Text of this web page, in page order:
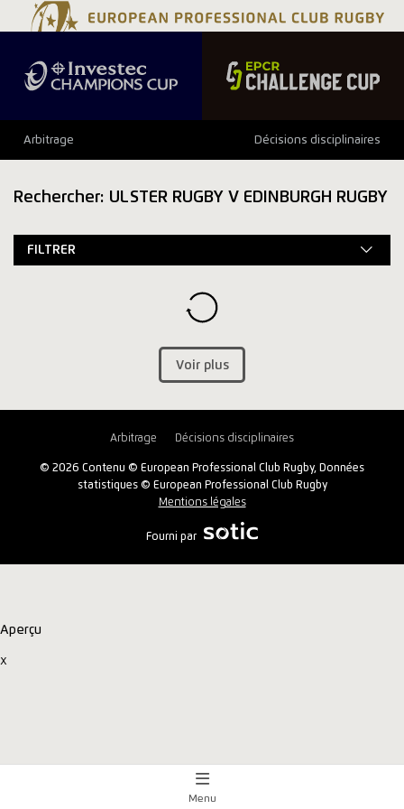
Arbitrage Décisions disciplinaires
Rechercher: ULSTER RUGBY V EDINBURGH RUGBY
FILTRER
Voir plus
Arbitrage Décisions disciplinaires
© 2026 Contenu © European Professional Club Rugby, Données
statistiques © European Professional Club Rugby
Mentions légales
Fourni par
Aperçu
x
Menu